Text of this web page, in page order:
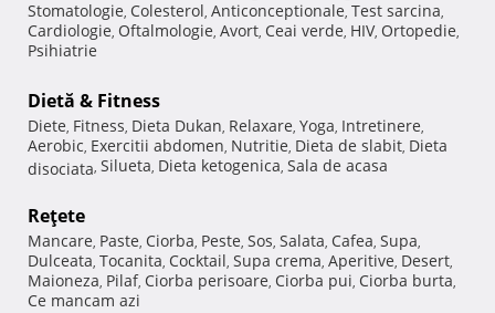
Stomatologie, Colesterol, Anticonceptionale, Test sarcina,
Cardiologie, Oftalmologie, Avort, Ceai verde, HIV, Ortopedie,
Psihiatrie
Dietă & Fitness
Diete, Fitness, Dieta Dukan, Relaxare, Yoga, Intretinere,
Aerobic, Exercitii abdomen, Nutritie, Dieta de slabit, Dieta
disociata, Silueta, Dieta ketogenica, Sala de acasa
Reţete
Mancare, Paste, Ciorba, Peste, Sos, Salata, Cafea, Supa,
Dulceata, Tocanita, Cocktail, Supa crema, Aperitive, Desert,
Maioneza, Pilaf, Ciorba perisoare, Ciorba pui, Ciorba burta,
Ce mancam azi